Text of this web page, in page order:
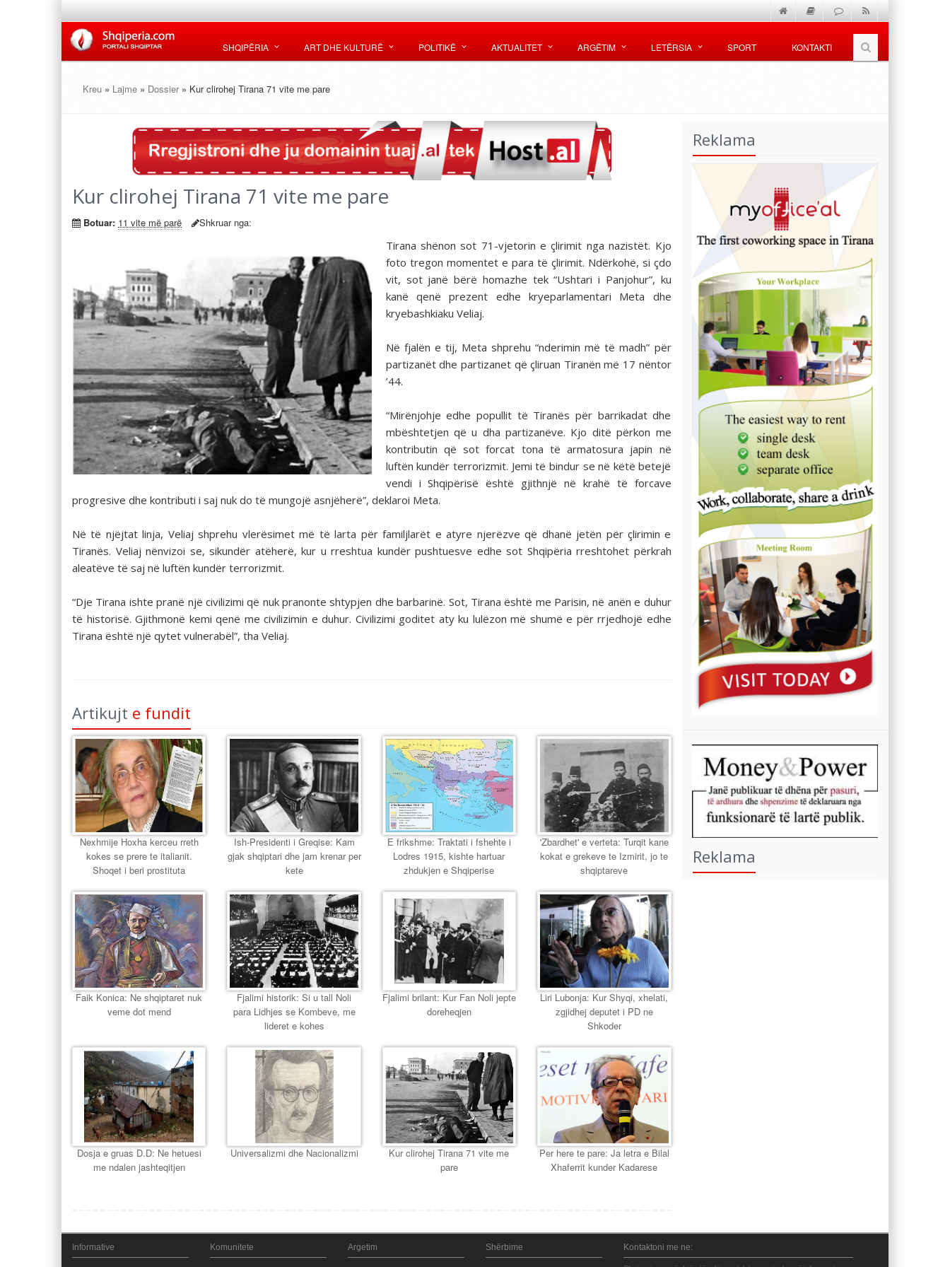
SHQIPËRIA ART DHE KULTURË POLITIKË AKTUALITET ARGËTIM LETËRSIA SPORT KONTAKTI
Kreu » Lajme » Dossier » Kur clirohej Tirana 71 vite me pare
Kur clirohej Tirana 71 vite me pare
Botuar: 11 vite më parë Shkruar nga:
Tirana shënon sot 71-vjetorin e çlirimit nga nazistët. Kjo
foto tregon momentet e para të çlirimit. Ndërkohë, si çdo
vit, sot janë bërë homazhe tek “Ushtari i Panjohur”, ku
kanë qenë prezent edhe kryeparlamentari Meta dhe
kryebashkiaku Veliaj.
Në fjalën e tij, Meta shprehu “nderimin më të madh” për
partizanët dhe partizanet që çliruan Tiranën më 17 nëntor
’44.
“Mirënjohje edhe popullit të Tiranës për barrikadat dhe
mbështetjen që u dha partizanëve. Kjo ditë përkon me
kontributin që sot forcat tona të armatosura japin në
luftën kundër terrorizmit. Jemi të bindur se në këtë betejë
vendi i Shqipërisë është gjithnjë në krahë të forcave
progresive dhe kontributi i saj nuk do të mungojë asnjëherë”, deklaroi Meta.
Në të njëjtat linja, Veliaj shprehu vlerësimet më të larta për familjlarët e atyre njerëzve që dhanë jetën për çlirimin e
Tiranës. Veliaj nënvizoi se, sikundër atëherë, kur u rreshtua kundër pushtuesve edhe sot Shqipëria rreshtohet përkrah
aleatëve të saj në luftën kundër terrorizmit.
“Dje Tirana ishte pranë një civilizimi që nuk pranonte shtypjen dhe barbarinë. Sot, Tirana është me Parisin, në anën e duhur
të historisë. Gjithmonë kemi qenë me civilizimin e duhur. Civilizimi goditet aty ku lulëzon më shumë e për rrjedhojë edhe
Tirana është një qytet vulnerabël”, tha Veliaj.
Artikujt e fundit
Nexhmije Hoxha kerceu rreth
kokes se prere te italianit.
Shoqet i beri prostituta
Ish-Presidenti i Greqise: Kam
gjak shqiptari dhe jam krenar per
kete
E frikshme: Traktati i fshehte i
Lodres 1915, kishte hartuar
zhdukjen e Shqiperise
'Zbardhet' e verteta: Turqit kane
kokat e grekeve te Izmirit, jo te
shqiptareve
Faik Konica: Ne shqiptaret nuk
veme dot mend
Fjalimi historik: Si u tall Noli
para Lidhjes se Kombeve, me
lideret e kohes
Fjalimi brilant: Kur Fan Noli jepte
doreheqjen
Liri Lubonja: Kur Shyqi, xhelati,
zgjidhej deputet i PD ne
Shkoder
Dosja e gruas D.D: Ne hetuesi
me ndalen jashteqitjen
Universalizmi dhe Nacionalizmi
Kur clirohej Tirana 71 vite me
pare
Per here te pare: Ja letra e Bilal
Xhaferrit kunder Kadarese
Reklama
Reklama
Informative Komunitete Argetim Shërbime Kontaktoni me ne: